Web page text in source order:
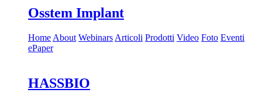
Osstem Implant
Home About Webinars Articoli Prodotti Video Foto Eventi
ePaper
HASSBIO